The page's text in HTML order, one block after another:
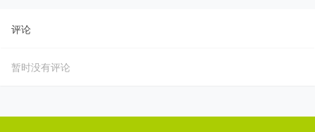
评论
暂时没有评论